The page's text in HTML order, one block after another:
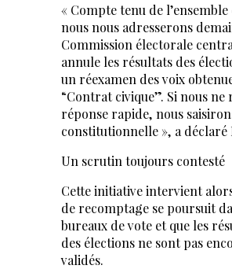
« Compte tenu de
nous nous adresserons
Commission électorale
annule les résultats des
un réexamen des voix
“Contrat civique”. Si nous ne
réponse rapide, nous
constitutionnelle », a déclaré
Un scrutin toujours contesté
Cette initiative intervient
de recomptage se poursuit
bureaux de vote et que les
des élections ne sont pas
validés.